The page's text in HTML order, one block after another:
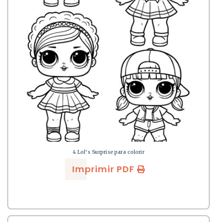
4 Lol’s Surprise para colorir
Imprimir PDF